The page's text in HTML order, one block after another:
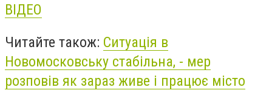
ВІДЕО
Читайте також: Ситуація в
Новомосковську стабільна, - мер
розповів як зараз живе і працює місто